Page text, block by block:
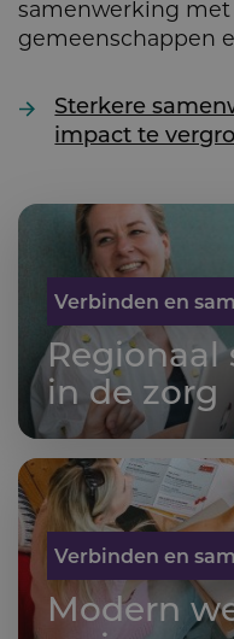
samenwerking
gemeenschappen
Sterkere
impact te
Verbinden en
Regionaal
in de zorg
Verbinden en
Modern